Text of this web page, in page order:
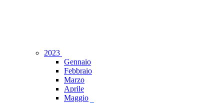
2023
Gennaio
Febbraio
Marzo
Aprile
Maggio